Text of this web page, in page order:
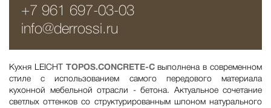
+7 961 697-03-03
info@derrossi.ru
Кухня LEICHT TOPOS.CONCRETE-Cвыполнена в современном
стиле с использованием самого передового материала
кухонной мебельной отрасли - бетона. Актуальное сочетание
светлых оттенков со структурированным шпоном натурального